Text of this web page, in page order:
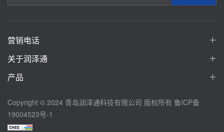
营销电话
关于润泽通
产品
Copyright © 2024 青岛润泽通科技有限公司 版权所有 鲁ICP备
19004523号-1